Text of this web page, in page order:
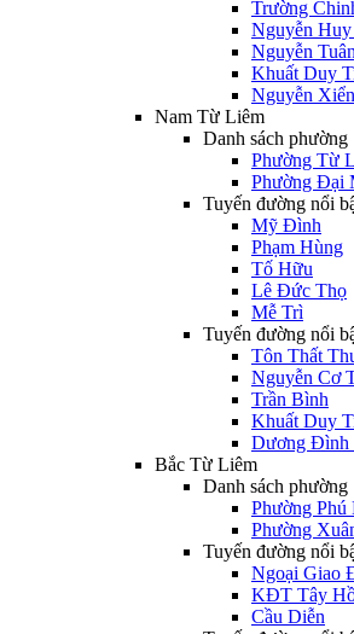
Trường
Nguyễn
Nguyễn Tuân
Khuất Duy
Nguyễn Xiển
Nam Từ Liêm
Danh sách phường
Phường Từ
Phường Đại
Tuyến đường nổi
Mỹ Đình
Phạm Hùng
Tố Hữu
Lê Đức Thọ
Mễ Trì
Tuyến đường nổi
Tôn Thất
Nguyễn Cơ
Trần Bình
Khuất Duy
Dương Đình
Bắc Từ Liêm
Danh sách phường
Phường Phú
Phường
Tuyến đường nổi
Ngoại Giao
KĐT Tây
Cầu Diễn